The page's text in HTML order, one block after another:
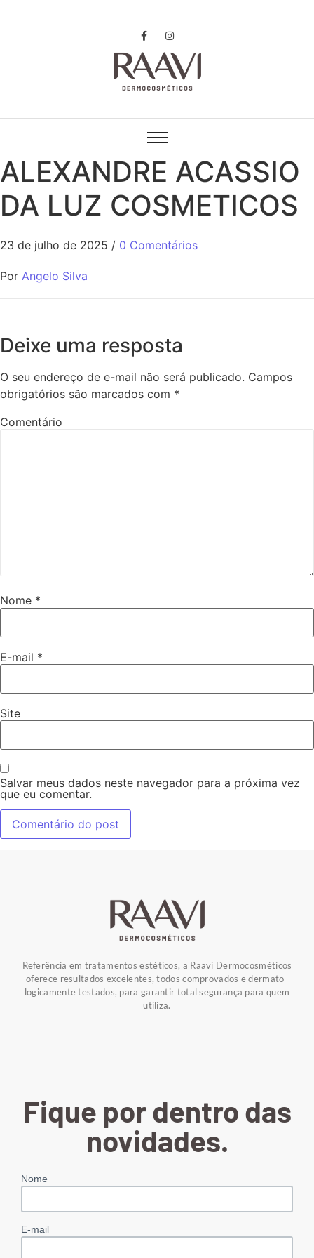
ALEXANDRE ACASSIO
DA LUZ COSMETICOS
23 de julho de 2025 / 0 Comentários
Por Angelo Silva
Deixe uma resposta
O seu endereço de e-mail não será publicado. Campos
obrigatórios são marcados com *
Comentário
Nome *
E-mail *
Site
Salvar meus dados neste navegador para a próxima vez
que eu comentar.
Referência em tratamentos estéticos, a Raavi Dermocosméticos
oferece resultados excelentes, todos comprovados e dermato-
logicamente testados, para garantir total segurança para quem
utiliza.
Fique por dentro das
novidades.
Nome
E-mail